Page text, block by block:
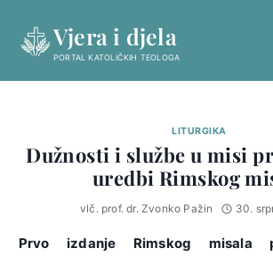
content
Vjera i djela
PORTAL KATOLIČKIH TEOLOGA
LITURGIKA
Dužnosti i službe u misi
uredbi Rimskog
vlč. prof. dr. Zvonko Pažin 30.
Prvo izdanje Rimskog misala